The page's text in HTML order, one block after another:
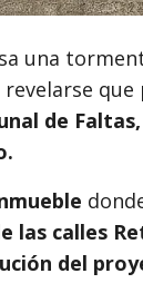
una
que
de
calles
del